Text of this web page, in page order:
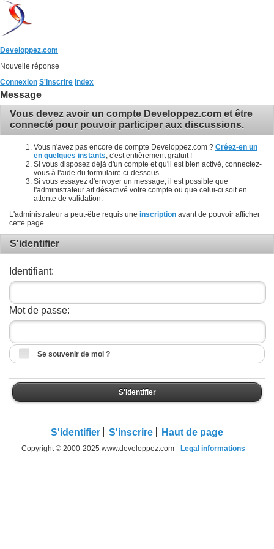
Developpez.com
Nouvelle réponse
Connexion S'inscrire Index
Message
Vous devez avoir un compte Developpez.com et être
connecté pour pouvoir participer aux discussions.
Vous n'avez pas encore de compte Developpez.com ? Créez-en un
en quelques instants , c'est entièrement gratuit !
Si vous disposez déjà d'un compte et qu'il est bien activé, connectez-
vous à l'aide du formulaire ci-dessous.
Si vous essayez d'envoyer un message, il est possible que
l'administrateur ait désactivé votre compte ou que celui-ci soit en
attente de validation.
L'administrateur a peut-être requis une inscription avant de pouvoir afficher
cette page.
S'identifier
Identifiant:
Mot de passe:
Se souvenir de moi ?
S'identifier
S'identifier S'inscrire Haut de page
Copyright © 2000-2025 www.developpez.com - Legal informations